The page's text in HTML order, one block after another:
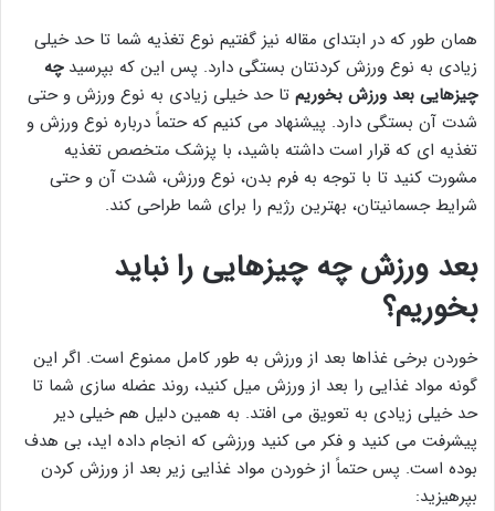
همان طور که در ابتدای مقاله نیز گفتیم نوع تغذیه شما تا حد خیلی
زیادی به نوع ورزش کردنتان بستگی دارد. پس این که بپرسیدچه
چیزهایی بعد ورزش بخوریم تا حد خیلی زیادی به نوع ورزش و حتی
شدت آن بستگی دارد. پیشنهاد می کنیم که حتماً درباره نوع ورزش و
تغذیه ای که قرار است داشته باشید، با پزشک متخصص تغذیه
مشورت کنید تا با توجه به فرم بدن، نوع ورزش، شدت آن و حتی
شرایط جسمانیتان، بهترین رژیم را برای شما طراحی کند.
بعد ورزش چه چیزهایی را نباید
بخوریم؟
خوردن برخی غذاها بعد از ورزش به طور کامل ممنوع است. اگر این
گونه مواد غذایی را بعد از ورزش میل کنید، روند عضله سازی شما تا
حد خیلی زیادی به تعویق می افتد. به همین دلیل هم خیلی دیر
پیشرفت می کنید و فکر می کنید ورزشی که انجام داده اید، بی هدف
بوده است. پس حتماً از خوردن مواد غذایی زیر بعد از ورزش کردن
بپرهیزید: